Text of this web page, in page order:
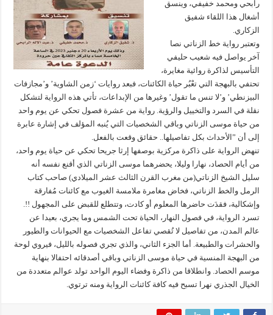
رابحي ومحمد خفيفي، وينسق
أشغال هذا اللقاء شفيق
الزكاري.
وتعتبر رواية خط الزناتي نصا
آخر يواصل فيه شعيب حليفي
التأسيس لذاكرة روائية مغايرة،
تحتفي بالبهجة التي تعْبُر حياة الكائنات، فبعد روايات ‘زمن الشاوية’ و’مجازفات
البيزنطي’ و’لا تنس ما تقول’ وغيرها من الإبداعات، تأتي هذه الرواية لتشكل
نقلة في السرد والتخييل والرؤية. رواية من عشرة فصول تحكي عن يوم واحد
من حياة موسى الزناتي وباقي الشخصيات التي يُنبه المؤلف في إشارة عابرة
إلى أن ”الأحداث بكل تفاصيلها.. حقائق وقعت بالفعل.
تنهض الرواية على ذاكرة مركزية بوصفها إرثا جريحا تحكي عن حياة يوم واحد،
من أيام الحصاد، نهارا وليلا، يحضرهما موسى الزناتي الذي أقنع نفسه أنه
سليل الشيخ الزناتي(من مغرب القرن الثالث عشر الميلادي) صاحب كتاب
الرمل والخط الزناتي، فخاض مغامرة ملامسة الغيوب مع كائنات مُفارقة
وإشكالية، فقدَت حاضرها المعلوم أو كادت، وتتطلع للقبض على المجهول !!.
تسرد الرواية، في فصول النهار، الحياة تحت الشمس وما يجري، بعيدا عن
عالم المدن، من تفاصيل لا تُقصي تفاعل الشخصيات مع الحيوانات والطيور
والحشرات والطبيعة. أما الجزء الثاني، والذي تجري فصوله بالليل، فيروي لوحة
من البهجة المنسية في حياة موسى الزناتي وباقي أصدقائه احتفالا بنهاية
موسم الحصاد. وانطلاقا من ذاكرة وفضاء اليوم الواحد تولد عوالم متعددة من
الخيال الجذري نهرا تسبح فيه كافة كائنات الرواية ومنه ترتوي.